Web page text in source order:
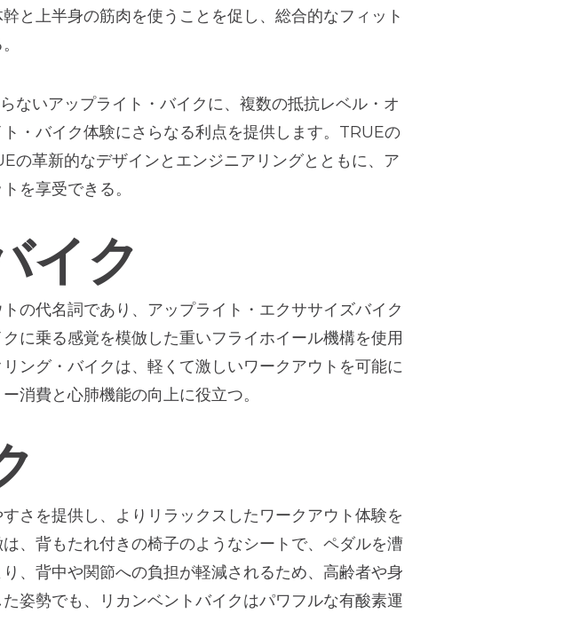
と上半身の筋肉を使うことを促し、総合的なフィット
ないアップライト・バイクに、複数の抵抗レベル・オ
・バイク体験にさらなる利点を提供します。TRUEの
革新的なデザインとエンジニアリングとともに、ア
を享受できる。
イク
の代名詞であり、アップライト・エクササイズバイク
に乗る感覚を模倣した重いフライホイール機構を使用
ング・バイクは、軽くて激しいワークアウトを可能に
消費と心肺機能の向上に役立つ。
さを提供し、よりリラックスしたワークアウト体験を
、背もたれ付きの椅子のようなシートで、ペダルを漕
、背中や関節への負担が軽減されるため、高齢者や身
姿勢でも、リカンベントバイクはパワフルな有酸素運